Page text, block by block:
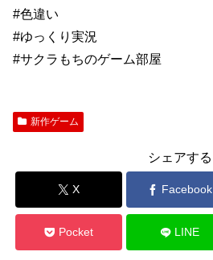
#色違い
#ゆっくり実況
#サクラもちのゲーム部屋
新作ゲーム
シェアする
X Facebook
Pocket LINE